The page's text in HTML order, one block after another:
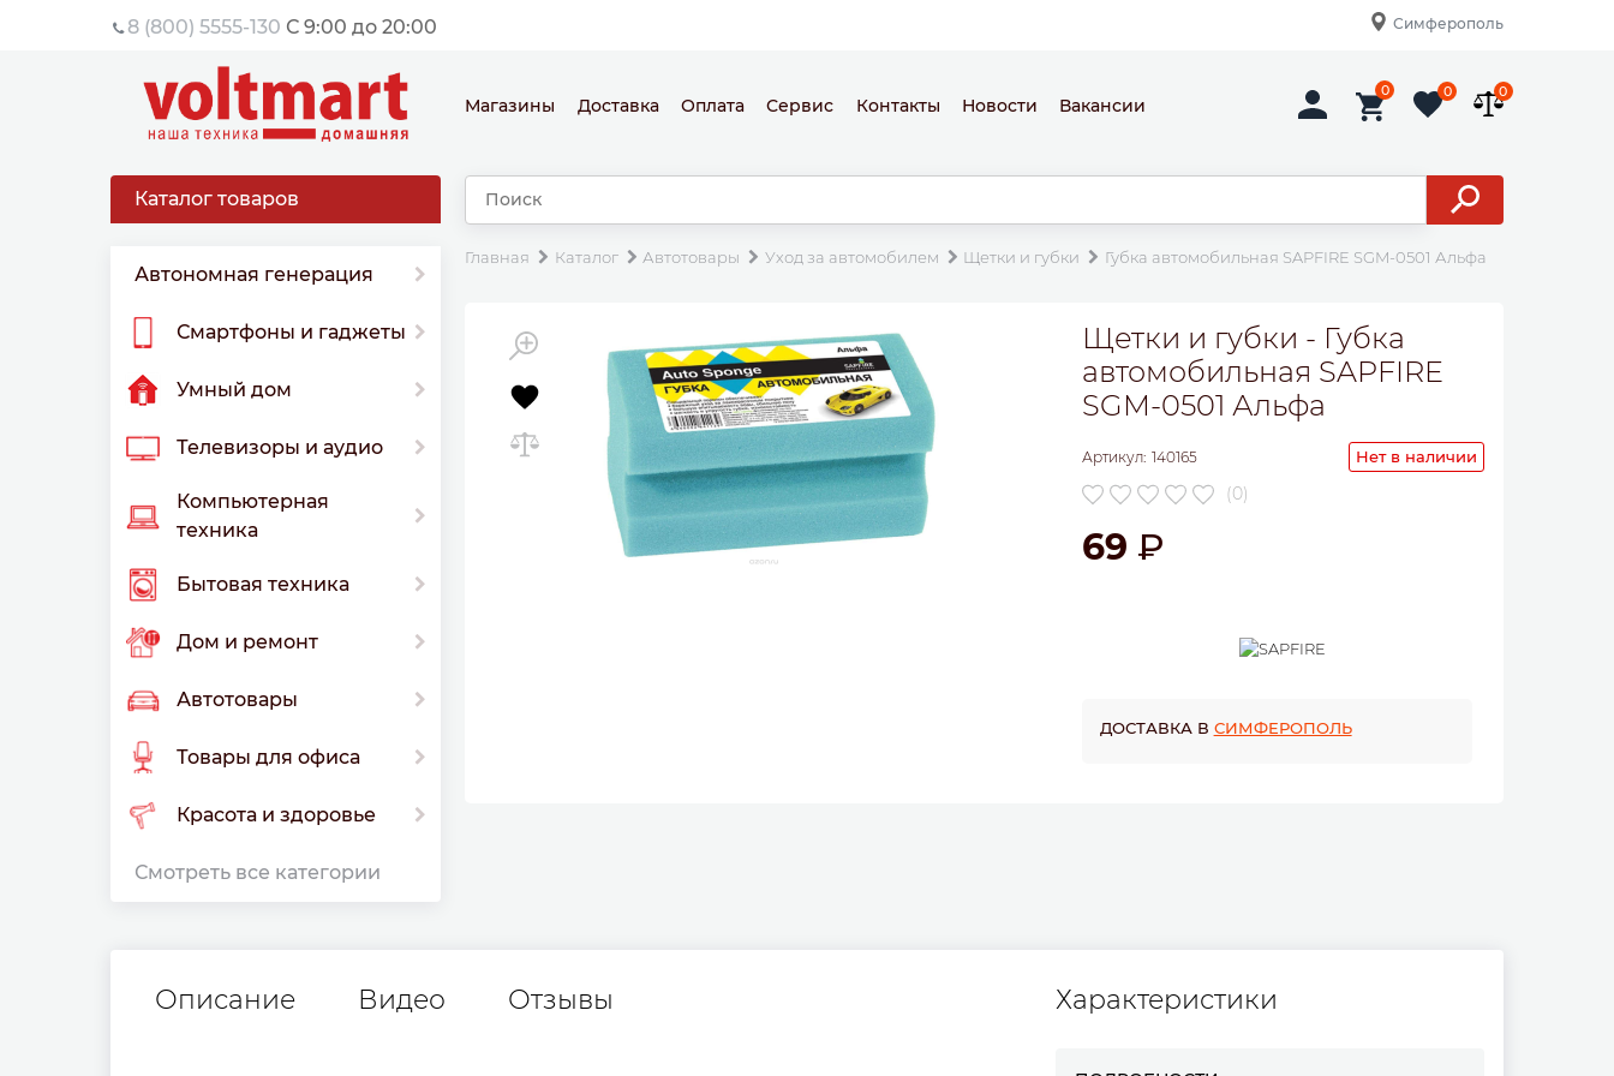
8 (800) 5555-130 С 9:00 до 20:00 Симферополь
Магазины Доставка Оплата Сервис Контакты Новости Вакансии
0 0 0
Каталог товаров
Автономная генерация
Смартфоны и гаджеты
Умный дом
Телевизоры и аудио
Компьютерная
техника
Бытовая техника
Дом и ремонт
Автотовары
Товары для офиса
Красота и здоровье
Смотреть все категории
Главная Каталог Автотовары Уход за автомобилем Щетки и губки Губка автомобильная SAPFIRE SGM-0501 Альфа
Щетки и губки - Губка
автомобильная SAPFIRE
SGM-0501 Альфа
Артикул: 140165 Нет в наличии
(0)
69
ДОСТАВКА В СИМФЕРОПОЛЬ
Описание Видео Отзывы Характеристики